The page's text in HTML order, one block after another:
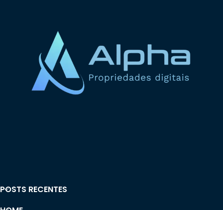
POSTS RECENTES